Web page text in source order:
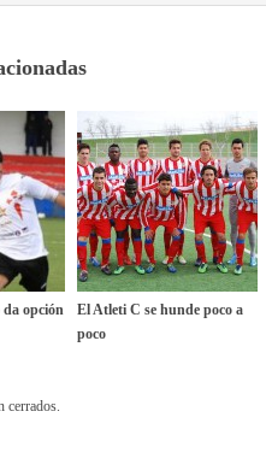
opción
El Atleti C se hunde poco a
poco
cerrados.